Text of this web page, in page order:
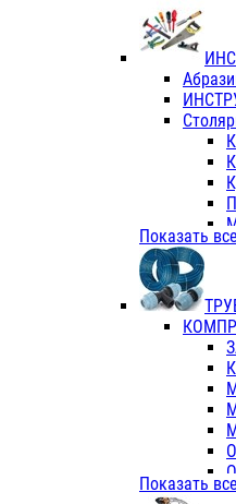
Хоз.
ЭЛ.
Показать все
Показать все